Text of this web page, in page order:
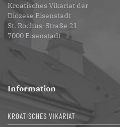
Kroatisches Vikariat der
Diözese Eisenstadt
St. Rochus-Straße 21
7000 Eisenstadt
Information
KROATISCHES VIKARIAT